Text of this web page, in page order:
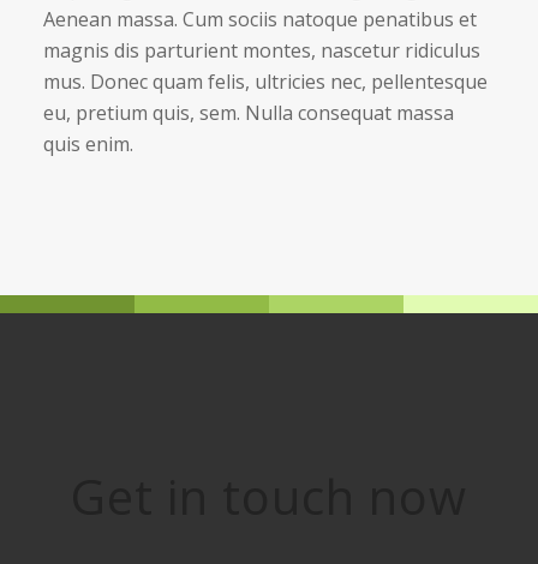
Aenean massa. Cum sociis natoque penatibus et
magnis dis parturient montes, nascetur ridiculus
mus. Donec quam felis, ultricies nec, pellentesque
eu, pretium quis, sem. Nulla consequat massa
quis enim.